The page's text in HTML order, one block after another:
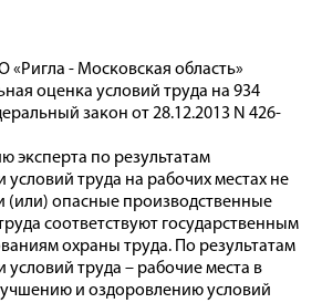
«Ригла - Московская область»
оценка условий труда на 934
закон от 28.12.2013 N 426-
эксперта по результатам
труда на рабочих местах не
(или) опасные производственные
соответствуют государственным
охраны труда. По результатам
труда – рабочие места в
и оздоровлению условий